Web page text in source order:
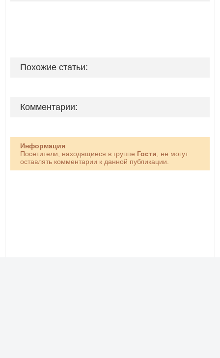
Похожие статьи:
Комментарии:
Информация
Посетители, находящиеся в группе Гости , не могут
оставлять комментарии к данной публикации.